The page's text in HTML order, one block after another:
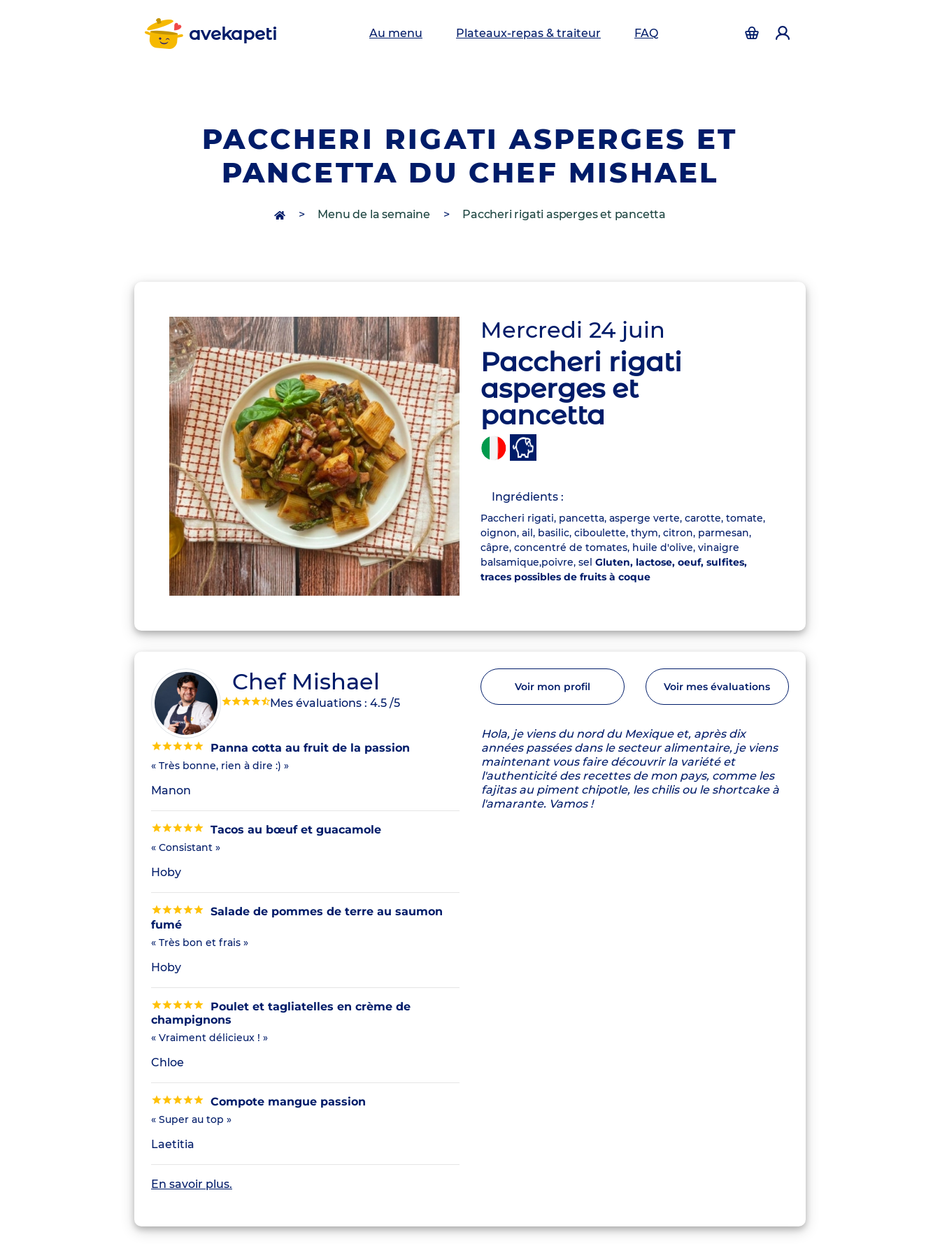
avekapeti Au menu Plateaux-repas & traiteur FAQ
PACCHERI RIGATI ASPERGES ET
PANCETTA DU CHEF MISHAEL
> Menu de la semaine > Paccheri rigati asperges et pancetta
Mercredi 24 juin
Paccheri rigati
asperges et
pancetta
Ingrédients :
Paccheri rigati, pancetta, asperge verte, carotte, tomate,
oignon, ail, basilic, ciboulette, thym, citron, parmesan,
câpre, concentré de tomates, huile d'olive, vinaigre
balsamique,poivre, sel Gluten, lactose, oeuf, sulfites,
traces possibles de fruits à coque
Chef Mishael
Mes évaluations : 4.5 /5
Panna cotta au fruit de la passion
« Très bonne, rien à dire :) »
Manon
Tacos au bœuf et guacamole
« Consistant »
Hoby
Salade de pommes de terre au saumon
fumé
« Très bon et frais »
Hoby
Poulet et tagliatelles en crème de
champignons
« Vraiment délicieux ! »
Chloe
Compote mangue passion
« Super au top »
Laetitia
En savoir plus.
Voir mon profil Voir mes évaluations
Hola, je viens du nord du Mexique et, après dix
années passées dans le secteur alimentaire, je viens
maintenant vous faire découvrir la variété et
l'authenticité des recettes de mon pays, comme les
fajitas au piment chipotle, les chilis ou le shortcake à
l'amarante. Vamos !